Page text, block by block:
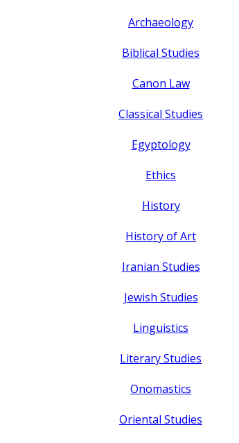
Archaeology
Biblical Studies
Canon Law
Classical Studies
Egyptology
Ethics
History
History of Art
Iranian Studies
Jewish Studies
Linguistics
Literary Studies
Onomastics
Oriental Studies